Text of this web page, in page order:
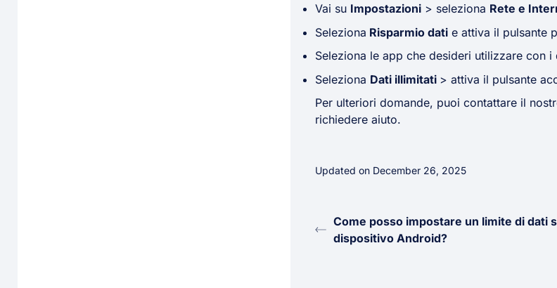
Vai su Impostazioni > seleziona Rete e
Seleziona Risparmio dati e attiva il pulsante
Seleziona le app che desideri utilizzare con i
Seleziona Dati illimitati > attiva il pulsante
Per ulteriori domande, puoi contattare il
richiedere aiuto.
Updated on December 26, 2025
Come posso impostare un limite di dati
dispositivo Android?